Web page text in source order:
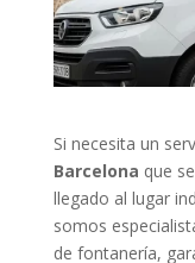
Si necesita un
Barcelona que
llegado al lugar
somos
de fontanería,